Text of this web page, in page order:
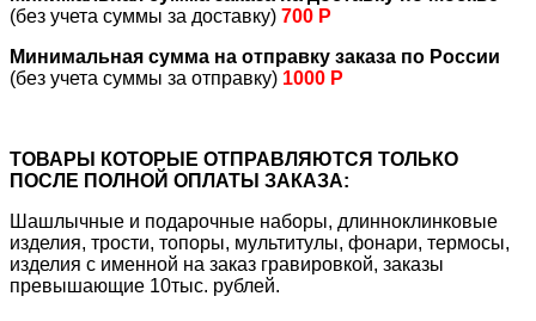
(без учета суммы за доставку) 700 Р
Минимальная сумма на отправку заказа по России
(без учета суммы за отправку) 1000 Р
ТОВАРЫ КОТОРЫЕ ОТПРАВЛЯЮТСЯ ТОЛЬКО
ПОСЛЕ ПОЛНОЙ ОПЛАТЫ ЗАКАЗА:
Шашлычные и подарочные наборы, длинноклинковые
изделия, трости, топоры, мультитулы, фонари, термосы,
изделия с именной на заказ гравировкой, заказы
превышающие 10тыс. рублей.